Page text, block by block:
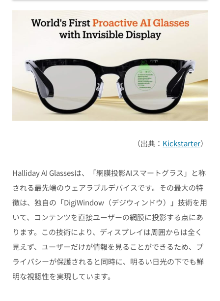
（出典： Kickstarter）
Halliday AI Glassesは、「網膜投影AIスマートグラス」と称
される最先端のウェアラブルデバイスです。その最大の特
徴は、独自の「DigiWindow（デジウィンドウ）」技術を用
いて、コンテンツを直接ユーザーの網膜に投影する点にあ
ります。この技術により、ディスプレイは周囲からは全く
見えず、ユーザーだけが情報を見ることができるため、プ
ライバシーが保護されると同時に、明るい日光の下でも鮮
明な視認性を実現しています。